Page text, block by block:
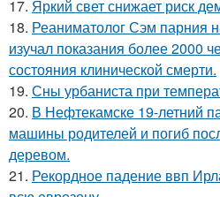
17. Яркий свет снижает риск
18. Реаниматолог Сэм парния
изучал показания более 2000
состояния клинической смерти.
19. Сны урбаниста при
20. В Нефтекамске 19-летний
машины родителей и погиб
деревом.
21. Рекордное падение ввп